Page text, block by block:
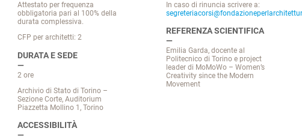
Attestato per frequenza
obbligatoria pari al 100% della
durata complessiva.
CFP per architetti: 2
DURATA E SEDE
2 ore
Archivio di Stato di Torino –
Sezione Corte, Auditorium
Piazzetta Mollino 1, Torino
ACCESSIBILITÀ
In caso di rinuncia scrivere a:
REFERENZA SCIENTIFICA
Emilia Garda, docente al
Politecnico di Torino e project
leader di MoMoWo – Women’s
Creativity since the Modern
Movement